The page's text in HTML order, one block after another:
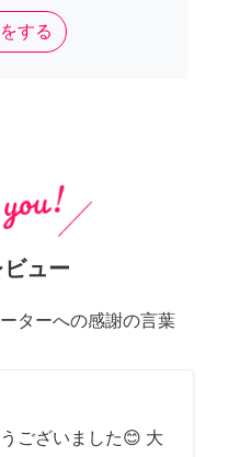
する
ュー
ターへの感謝の言葉
ございました😊 大